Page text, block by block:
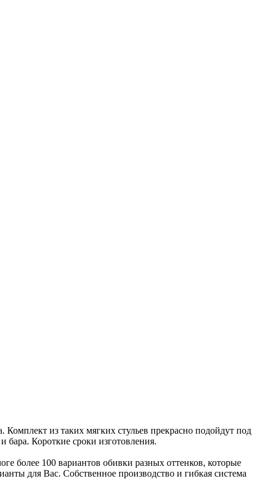
из таких мягких стульев прекрасно подойдут под
Короткие сроки изготовления.
более 100 вариантов обивки разных оттенков, которые
для Вас. Собственное производство и гибкая система